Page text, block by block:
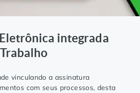
integrada
vinculando a assinatura
com seus processos, desta